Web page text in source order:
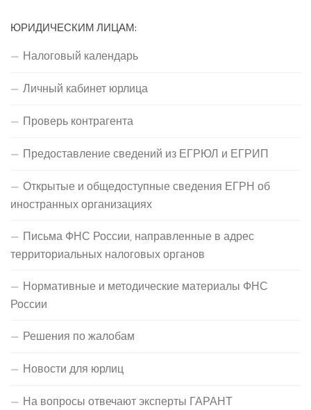
ЮРИДИЧЕСКИМ ЛИЦАМ:
Налоговый календарь
Личный кабинет юрлица
Проверь контрагента
Предоставление сведений из ЕГРЮЛ и ЕГРИП
Открытые и общедоступные сведения ЕГРН об
иностранных организациях
Письма ФНС России, направленные в адрес
территориальных налоговых органов
Нормативные и методические материалы ФНС
России
Решения по жалобам
Новости для юрлиц
На вопросы отвечают эксперты ГАРАНТ